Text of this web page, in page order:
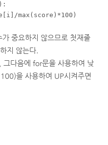
중요하지 않으므로 첫재줄
지 않는다.
그다음에 for문을 사용하여 낮
을 사용하여 UP시켜주면